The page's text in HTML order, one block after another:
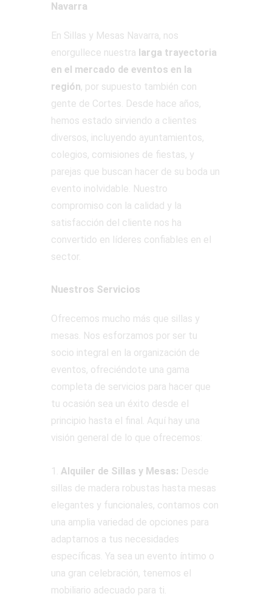
Navarra
En Sillas y Mesas Navarra, nos
enorgullece nuestra larga trayectoria
en el mercado de eventos en la
región, por supuesto también con
gente de Cortes. Desde hace años,
hemos estado sirviendo a clientes
diversos, incluyendo ayuntamientos,
colegios, comisiones de fiestas, y
parejas que buscan hacer de su boda un
evento inolvidable. Nuestro
compromiso con la calidad y la
satisfacción del cliente nos ha
convertido en líderes confiables en el
sector.
Nuestros Servicios
Ofrecemos mucho más que sillas y
mesas. Nos esforzamos por ser tu
socio integral en la organización de
eventos, ofreciéndote una gama
completa de servicios para hacer que
tu ocasión sea un éxito desde el
principio hasta el final. Aquí hay una
visión general de lo que ofrecemos:
1. Alquiler de Sillas y Mesas: Desde
sillas de madera robustas hasta mesas
elegantes y funcionales, contamos con
una amplia variedad de opciones para
adaptarnos a tus necesidades
específicas. Ya sea un evento íntimo o
una gran celebración, tenemos el
mobiliario adecuado para ti.